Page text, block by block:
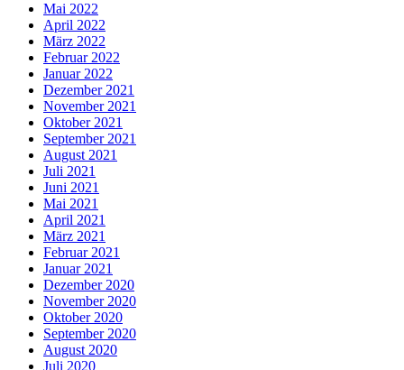
Mai 2022
April 2022
März 2022
Februar 2022
Januar 2022
Dezember 2021
November 2021
Oktober 2021
September 2021
August 2021
Juli 2021
Juni 2021
Mai 2021
April 2021
März 2021
Februar 2021
Januar 2021
Dezember 2020
November 2020
Oktober 2020
September 2020
August 2020
Juli 2020